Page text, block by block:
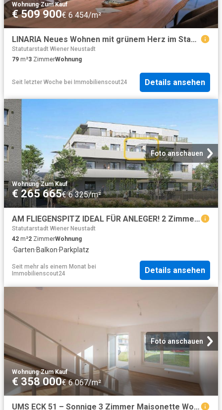
Wohnung·Zum Kauf
€ 509 900€ 6 454/m²
LINARIA Neues Wohnen mit grünem Herz im Stadtquartier Oberes Hausfeld YOU2 T6.22
Statutarstadt Wiener Neustadt
79 m²3 ZimmerWohnung
Seit letzter Woche bei Immobilienscout24 Details ansehen
Foto anschauen
Wohnung·Zum Kauf
€ 265 665€ 6 325/m²
AM FLIEGENSPITZ IDEAL FÜR ANLEGER! 2 Zimmer mit großem Balkon | Erstbezug & Provisionsfrei!
Statutarstadt Wiener Neustadt
42 m²2 ZimmerWohnung
·Garten·Balkon·Parkplatz
Seit mehr als einem Monat bei
Immobilienscout24
Details ansehen
Foto anschauen
Wohnung·Zum Kauf
€ 358 000€ 6 067/m²
UMS ECK 51 – Sonnige 3 Zimmer Maisonette Wohnung mit Garten